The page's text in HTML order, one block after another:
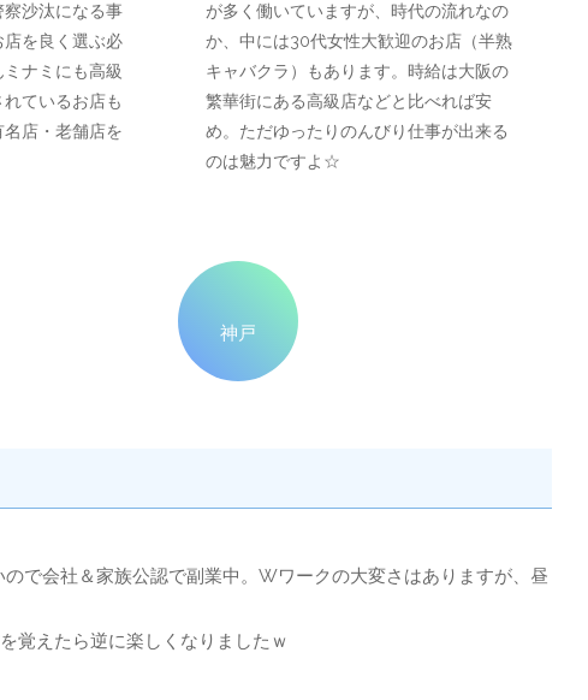
沙汰になる事
を良く選ぶ必
ナミにも高級
ているお店も
店・老舗店を
が多く働いていますが、時代の流れなの
か、中には30代女性大歓迎のお店（半熟
キャバクラ）もあります。時給は大阪の
繁華街にある高級店などと比べれば安
め。ただゆったりのんびり仕事が出来る
のは魅力ですよ☆
神戸
で会社＆家族公認で副業中。Wワークの大変さはありますが、昼
覚えたら逆に楽しくなりましたｗ